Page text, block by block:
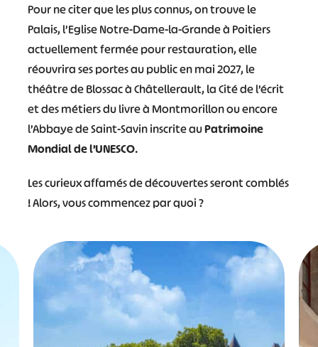
Pour ne citer que les plus connus, on trouve le
Palais, l’Eglise Notre-Dame-la-Grande à Poitiers
actuellement fermée pour restauration, elle
réouvrira ses portes au public en mai 2027, le
théâtre de Blossac à Châtellerault, la Cité de l’écrit
et des métiers du livre à Montmorillon ou encore
l’Abbaye de Saint-Savin inscrite auPatrimoine
Mondial de l’UNESCO.
Les curieux affamés de découvertes seront comblés
! Alors, vous commencez par quoi ?